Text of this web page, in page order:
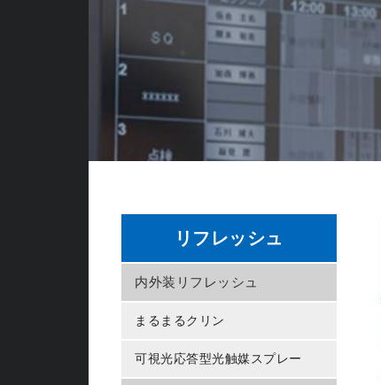
リフレッシュ
内外装リフレッシュ
まるまるクリン
可視光応答型光触媒スプレー